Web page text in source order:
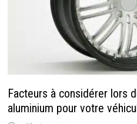
Facteurs à considérer lors
aluminium pour votre